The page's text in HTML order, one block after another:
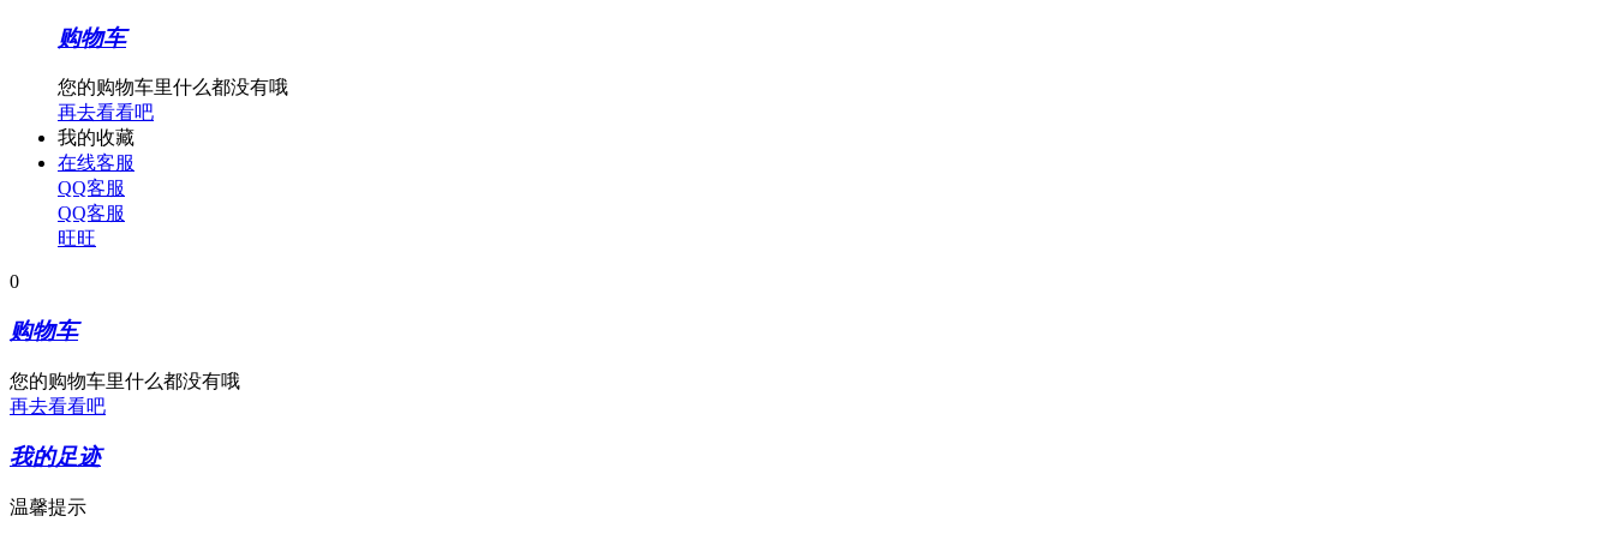
购物车
您的购物车里什么都没有哦
再去看看吧
我的收藏
在线客服
QQ客服
QQ客服
旺旺
0
购物车
您的购物车里什么都没有哦
再去看看吧
我的足迹
温馨提示